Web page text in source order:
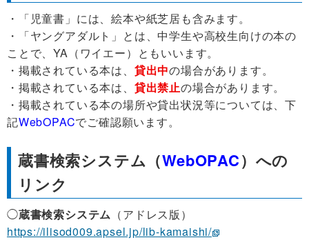
・「児童書」には、絵本や紙芝居も含みます。
・
「ヤングアダルト」とは、中学生や高校生向けの本の
ことで、YA（ワイエー）ともいいます。
・掲載されている本は、 貸出中の場合があります。
・掲載されている本は、 貸出禁止の場合があります。
・掲載されている本の場所や貸出状況等については、下
記WebOPACでご確認願います。
蔵書検索システム（WebOPAC）への
リンク
◯蔵書検索システム （アドレス版）
https://ilisod009.apsel.jp/lib-kamaishi/